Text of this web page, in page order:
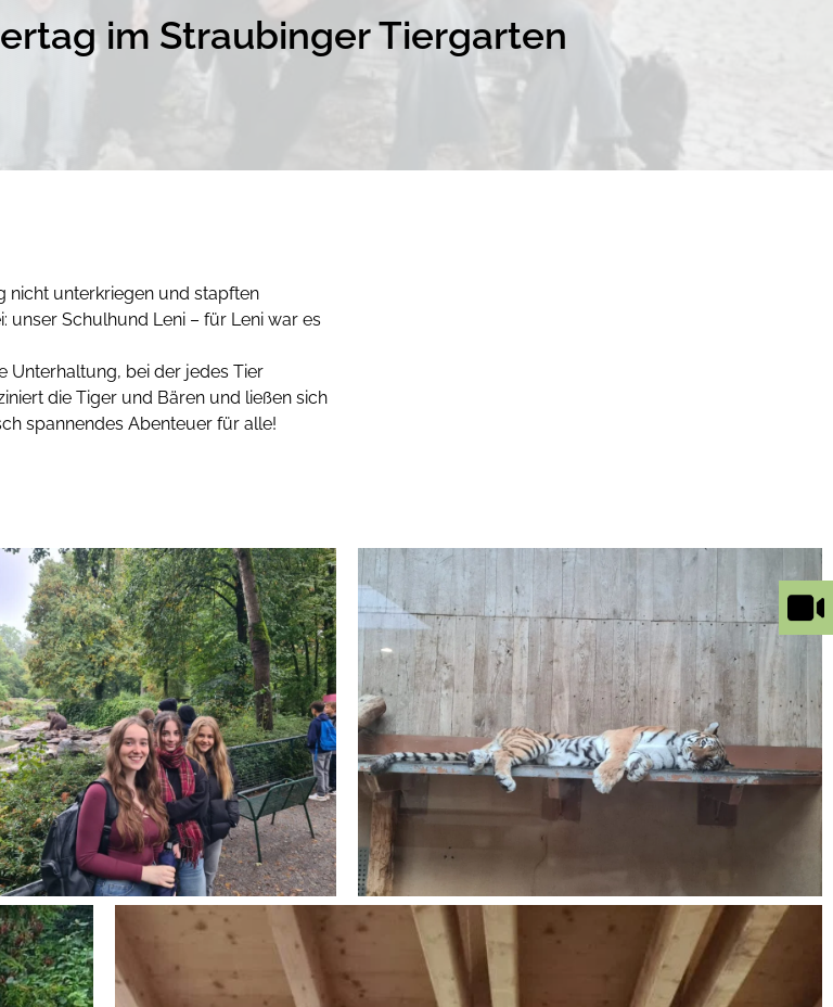
im Straubinger Tiergarten
nicht unterkriegen und stapften
unser Schulhund Leni – für Leni war es
Unterhaltung, bei der jedes Tier
die Tiger und Bären und ließen sich
spannendes Abenteuer für alle!